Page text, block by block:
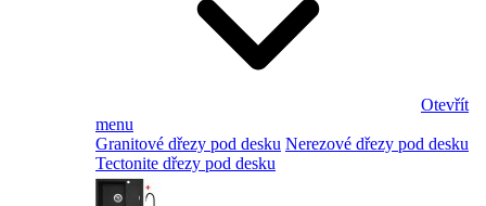
Otevřít
menu
Granitové dřezy pod desku Nerezové dřezy pod desku
Tectonite dřezy pod desku